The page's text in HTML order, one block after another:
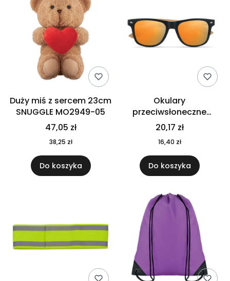
Duży miś z sercem 23cm
SNUGGLE MO2949-05
47,05 zł
38,25 zł
Do koszyka
Okulary
przeciwsłoneczne
CALIFORNIA TOUCH
MO9617-10
20,17 zł
16,40 zł
Do koszyka